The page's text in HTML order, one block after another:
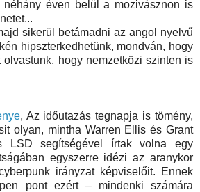
éven belül a mozivásznon is
sikerül betámadni az angol nyelvű
hipszterkedhetünk, mondván, hogy
olvastunk, hogy nemzetközi szinten is
, Az időutazás tegnapja is tömény,
olyan, mintha Warren Ellis és Grant
LSD segítségével írtak volna egy
egyszerre idézi az aranykor
irányzat képviselőit. Ennek
pont ezért – mindenki számára